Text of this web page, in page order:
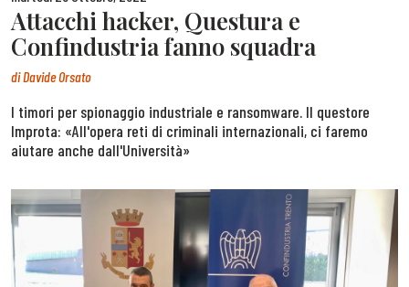
Attacchi hacker, Questura e
Confindustria fanno squadra
diDavide Orsato
I timori per spionaggio industriale e ransomware. Il questore
Improta: «All'opera reti di criminali internazionali, ci faremo
aiutare anche dall'Università»